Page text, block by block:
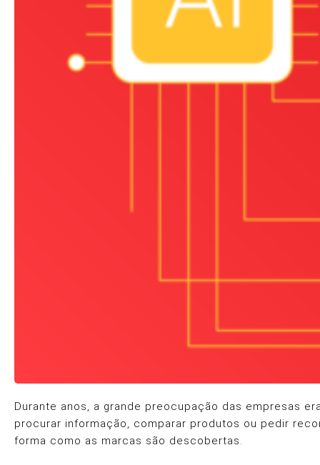
Durante anos, a grande preocupação das empresas
procurar informação, comparar produtos ou pedir
forma como as marcas são descobertas.